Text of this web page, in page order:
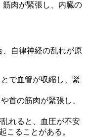
肉が緊張し、内臓の
、自律神経の乱れが原
で血管が収縮し、緊
首の筋肉が緊張し、
れると、血圧が不安
こることがある。